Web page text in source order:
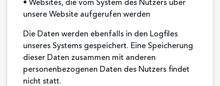
• Websites, die vom System des Nutzers über
unsere Website aufgerufen werden
Die Daten werden ebenfalls in den Logfiles
unseres Systems gespeichert. Eine Speicherung
dieser Daten zusammen mit anderen
personenbezogenen Daten des Nutzers findet
nicht statt.